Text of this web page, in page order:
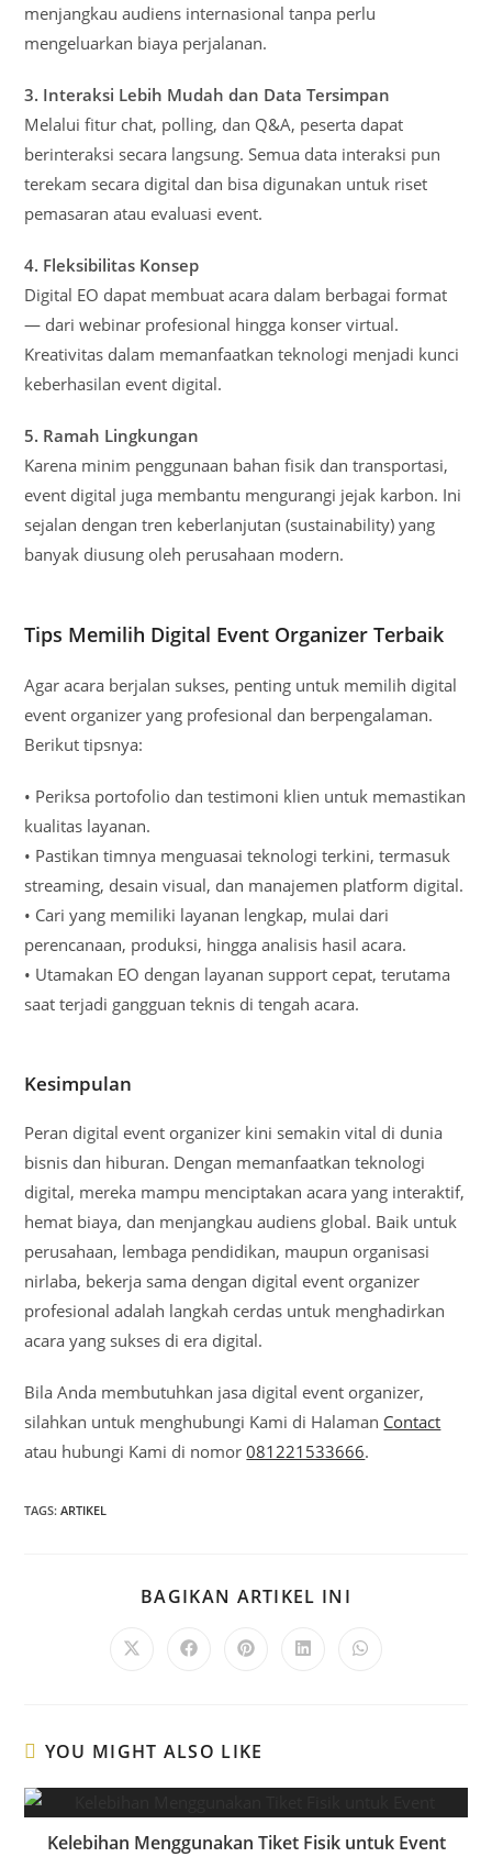
menjangkau audiens internasional tanpa perlu
mengeluarkan biaya perjalanan.
3. Interaksi Lebih Mudah dan Data Tersimpan
Melalui fitur chat, polling, dan Q&A, peserta dapat
berinteraksi secara langsung. Semua data interaksi pun
terekam secara digital dan bisa digunakan untuk riset
pemasaran atau evaluasi event.
4. Fleksibilitas Konsep
Digital EO dapat membuat acara dalam berbagai format
— dari webinar profesional hingga konser virtual.
Kreativitas dalam memanfaatkan teknologi menjadi kunci
keberhasilan event digital.
5. Ramah Lingkungan
Karena minim penggunaan bahan fisik dan transportasi,
event digital juga membantu mengurangi jejak karbon. Ini
sejalan dengan tren keberlanjutan (sustainability) yang
banyak diusung oleh perusahaan modern.
Tips Memilih Digital Event Organizer Terbaik
Agar acara berjalan sukses, penting untuk memilih digital
event organizer yang profesional dan berpengalaman.
Berikut tipsnya:
• Periksa portofolio dan testimoni klien untuk memastikan
kualitas layanan.
• Pastikan timnya menguasai teknologi terkini, termasuk
streaming, desain visual, dan manajemen platform digital.
• Cari yang memiliki layanan lengkap, mulai dari
perencanaan, produksi, hingga analisis hasil acara.
• Utamakan EO dengan layanan support cepat, terutama
saat terjadi gangguan teknis di tengah acara.
Kesimpulan
Peran digital event organizer kini semakin vital di dunia
bisnis dan hiburan. Dengan memanfaatkan teknologi
digital, mereka mampu menciptakan acara yang interaktif,
hemat biaya, dan menjangkau audiens global. Baik untuk
perusahaan, lembaga pendidikan, maupun organisasi
nirlaba, bekerja sama dengan digital event organizer
profesional adalah langkah cerdas untuk menghadirkan
acara yang sukses di era digital.
Bila Anda membutuhkan jasa digital event organizer,
silahkan untuk menghubungi Kami di Halaman Contact
atau hubungi Kami di nomor081221533666.
TAGS:ARTIKEL
BAGIKAN ARTIKEL INI
YOU MIGHT ALSO LIKE
Kelebihan Menggunakan Tiket Fisik untuk Event